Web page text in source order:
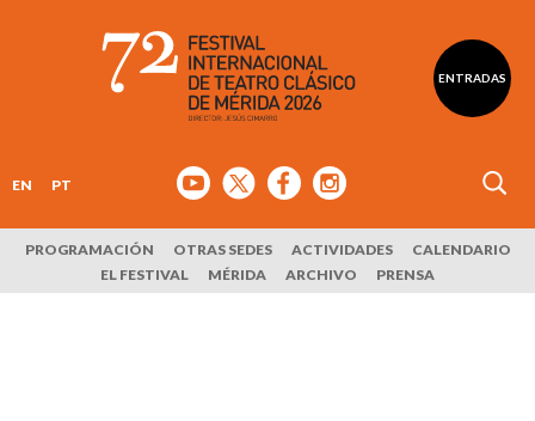
ENTRADAS
EN PT
PROGRAMACIÓN OTRAS SEDES ACTIVIDADES
CALENDARIO
EL FESTIVAL
MÉRIDA ARCHIVO PRENSA